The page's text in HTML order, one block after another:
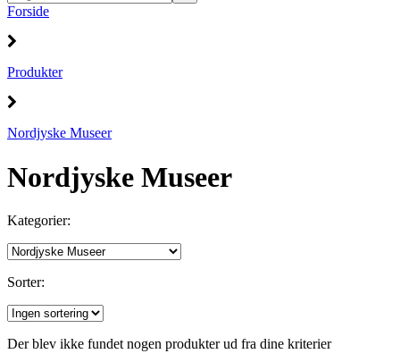
Forside
Produkter
Nordjyske Museer
Nordjyske Museer
Kategorier:
Sorter:
Der blev ikke fundet nogen produkter ud fra dine kriterier